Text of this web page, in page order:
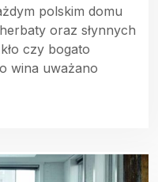
polskim domu
oraz słynnych
czy bogato
wina uważano